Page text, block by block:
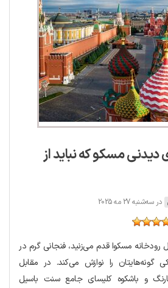
مسکو که نباید از
در سه‌شنبه 27 مه 2025
رودخانه مسکوا قدم می‌زنید، فنجانی گرم در
را نوازش می‌کند. در مقابل
و باشکوه کلیسای جامع سنت باسیل